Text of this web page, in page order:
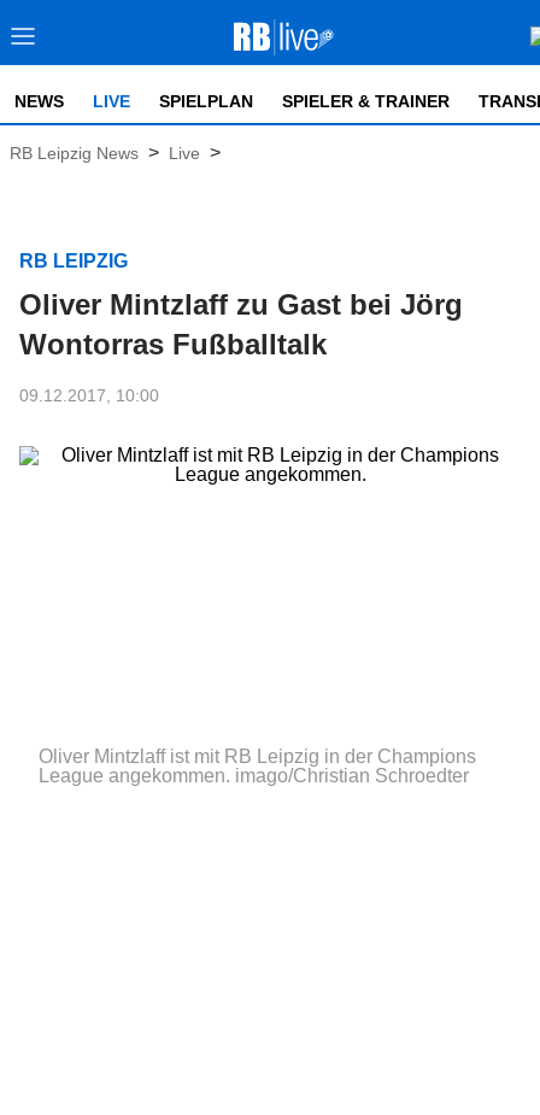
NEWS LIVE SPIELPLAN SPIELER & TRAINER
RB Leipzig News > Live >
RB LEIPZIG
Oliver Mintzlaff zu Gast bei Jörg
Wontorras Fußballtalk
09.12.2017, 10:00
Oliver Mintzlaff ist mit RB Leipzig in der Champions
League angekommen. imago/Christian Schroedter